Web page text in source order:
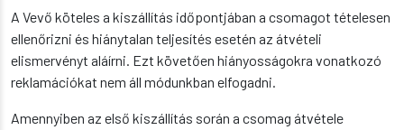
A Vevő köteles a kiszállítás időpontjában a csomagot tételesen
ellenőrizni és hiánytalan teljesítés esetén az átvételi
elismervényt aláírni. Ezt követően hiányosságokra vonatkozó
reklamációkat nem áll módunkban elfogadni.
Amennyiben az első kiszállítás során a csomag átvétele